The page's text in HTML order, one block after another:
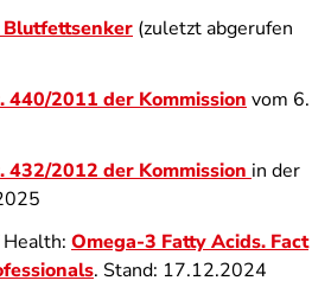
Blutfettsenker (zuletzt abgerufen
440/2011 der Kommission vom 6.
432/2012 der Kommission in der
Omega-3 Fatty Acids. Fact
. Stand: 17.12.2024